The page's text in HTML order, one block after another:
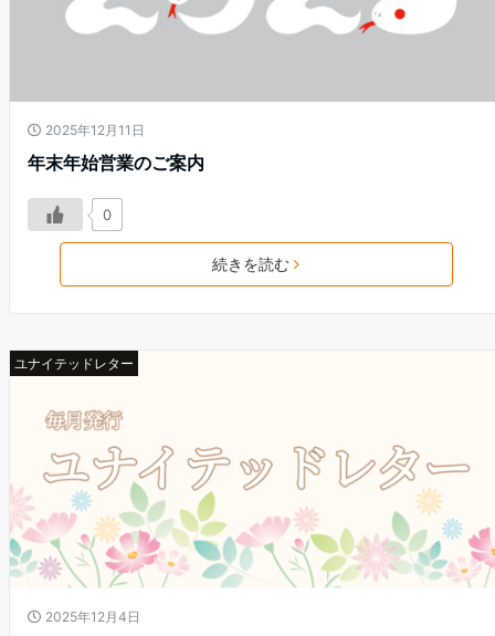
2025年12月11日
年末年始営業のご案内
0
続きを読む
ユナイテッドレター
2025年12月4日